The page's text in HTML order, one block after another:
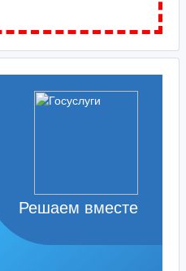
Решаем вместе